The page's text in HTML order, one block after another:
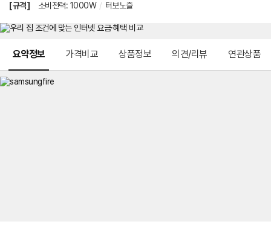
[규격] 소비전력: 1000W / 터보노즐
요약정보 가격비교 상품정보 의견/리뷰 연관상품